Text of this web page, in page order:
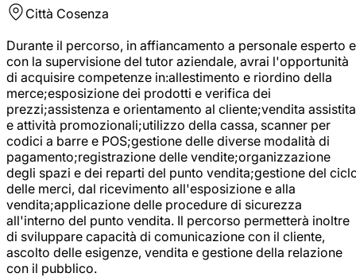
Città Cosenza
Durante il percorso, in affiancamento a personale esperto e
con la supervisione del tutor aziendale, avrai l'opportunità
di acquisire competenze in:allestimento e riordino della
merce;esposizione dei prodotti e verifica dei
prezzi;assistenza e orientamento al cliente;vendita assistita
e attività promozionali;utilizzo della cassa, scanner per
codici a barre e POS;gestione delle diverse modalità di
pagamento;registrazione delle vendite;organizzazione
degli spazi e dei reparti del punto vendita;gestione del
delle merci, dal ricevimento all'esposizione e alla
vendita;applicazione delle procedure di sicurezza
all'interno del punto vendita. Il percorso permetterà inoltre
di sviluppare capacità di comunicazione con il cliente,
ascolto delle esigenze, vendita e gestione della relazione
con il pubblico.